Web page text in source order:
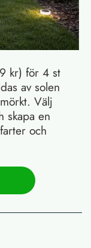
kr) för 4 st
av solen
Välj
skapa en
och